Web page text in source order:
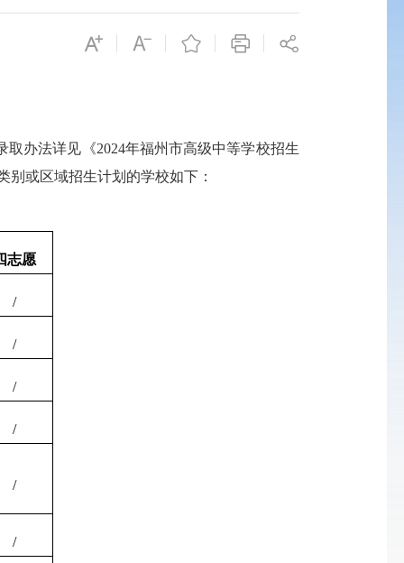
取办法详见《2024年福州市高级中等学校招生
或区域招生计划的学校如下：
志愿
/
/
/
/
/
/